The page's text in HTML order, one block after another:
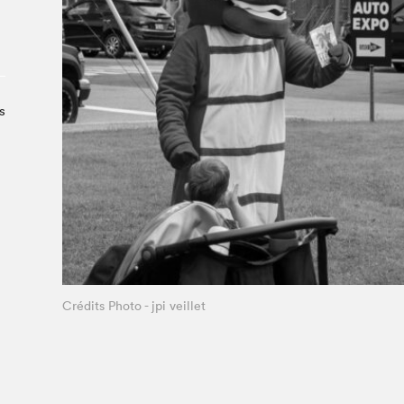
À propos du Salon
Liste des exposant·e·s
Liste des auteur·rice·s
Crédits Photo - jpi veillet